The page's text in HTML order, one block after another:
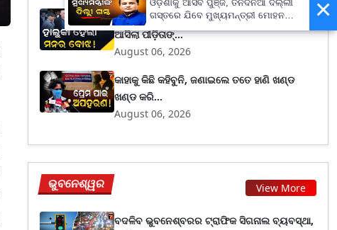
ତରୁଣ ତେଜପାଲ ଦୋଷୀ ସାବ୍ୟସ୍ତ ହେବା ପରେ
ଆସିଲା ପୀଡ଼ିତାଙ୍...
August 06, 2026
କାହାକୁ କିଛି କହିବୁନି, ଜଣାଇଲେ ତତେ ହାଣି ଖଣ୍ଡ
ଖଣ୍ଡ କରି...
August 06, 2026
ଭୁବନେଶ୍ୱର View More
ବଦଳିବ ଭୁବନେଶ୍ବରର ଟ୍ରାଫିକ ସିଗନାଲ ବ୍ୟବସ୍ଥା,
×
ଓଡ଼ିଶାକୁ ଆସିବ ପୁଞ୍ଜି, ତିନିଦିନିଆ ଦିଲ୍ଲୀ
ଗସ୍ତରେ ଯିବେ ମୁଖ୍ୟମନ୍ତ୍ରୀ ମୋହନ
ମାଝୀ